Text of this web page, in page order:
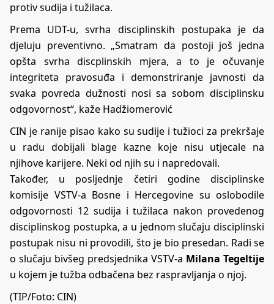
protiv sudija i tužilaca.
Prema UDT-u, svrha disciplinskih postupaka je da
djeluju preventivno. „Smatram da postoji još jedna
opšta svrha discplinskih mjera, a to je očuvanje
integriteta pravosuđa i demonstriranje javnosti da
svaka povreda dužnosti nosi sa sobom disciplinsku
odgovornost“, kaže Hadžiomerović
CIN je ranije pisao kako su sudije i tužioci za prekršaje
u radu dobijali blage kazne koje nisu utjecale na
njihove karijere. Neki od njih su i napredovali.
Također, u posljednje četiri godine disciplinske
komisije VSTV-a Bosne i Hercegovine su oslobodile
odgovornosti 12 sudija i tužilaca nakon provedenog
disciplinskog postupka, a u jednom slučaju disciplinski
postupak nisu ni provodili, što je bio presedan. Radi se
o slučaju bivšeg predsjednika VSTV-a Milana Tegeltije
u kojem je tužba odbačena bez raspravljanja o njoj.
(TIP/Foto: CIN)